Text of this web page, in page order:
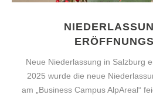
Neue Niederlassung in Salzburg
2025 wurde die neue
am „Business Campus AlpAreal“